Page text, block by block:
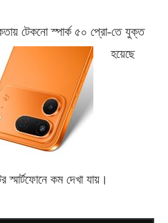
টেকনোস্পার্ক ৫০ প্রো-তে যুক্ত
হয়েছে
স্মার্টফোনে কম দেখা যায়।